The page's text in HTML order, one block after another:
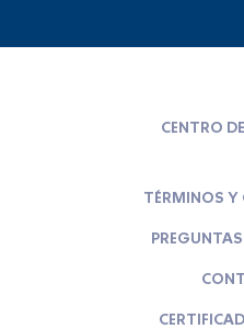
CENTRO
TÉRMINOS Y